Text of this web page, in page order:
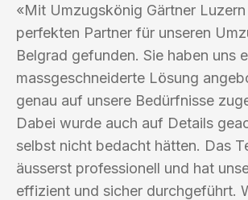
«Mit Umzugskönig Gärtner
perfekten Partner für unseren
Belgrad gefunden. Sie haben uns
massgeschneiderte Lösung
genau auf unsere Bedürfnisse
Dabei wurde auch auf Details
selbst nicht bedacht hätten. Das
äusserst professionell und hat
effizient und sicher durchgeführt.